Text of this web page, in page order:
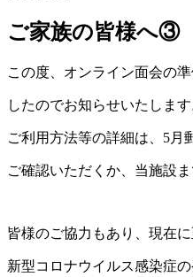
ご家族の皆様へ③
この度、オンライン面会の
したのでお知らせいたします
ご利用方法等の詳細は、5月
ご確認いただくか、当施設
皆様のご協力もあり、現在
新型コロナウイルス感染症